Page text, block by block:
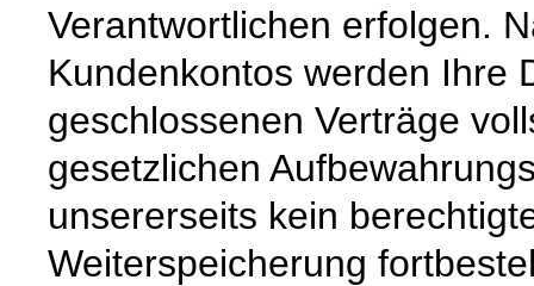
Verantwortlichen erfolgen.
Kundenkontos werden Ihre
geschlossenen Verträge
gesetzlichen
unsererseits kein
Weiterspeicherung